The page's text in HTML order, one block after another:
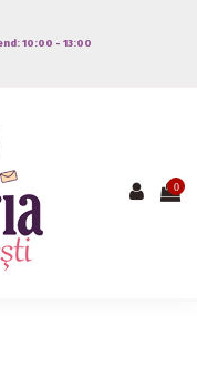
10:00 - 13:00
0